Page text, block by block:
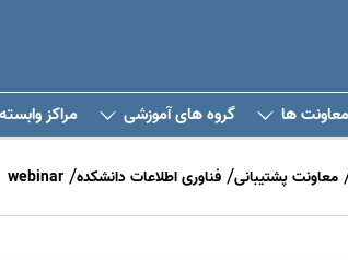
معاونت ها گروه های آموزشی مراکز وابسته
معاونت پشتیبانی فناوری اطلاعات دانشکده webinar